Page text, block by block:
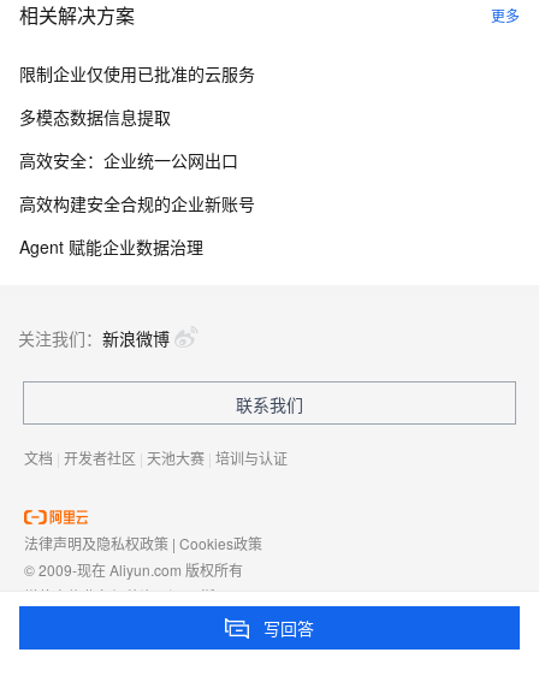
相关解决方案 更多
限制企业仅使用已批准的云服务
多模态数据信息提取
高效安全：企业统一公网出口
高效构建安全合规的企业新账号
Agent 赋能企业数据治理
写回答
关注我们： 新浪微博
联系我们
文档 | 开发者社区 | 天池大赛 | 培训与认证
法律声明及隐私权政策 | Cookies政策
© 2009-现在 Aliyun.com 版权所有
增值电信业务经营许可证： 浙B2-20080101
浙D3-20210002
浙公网安备 33010602009975号浙B2-20080101-4